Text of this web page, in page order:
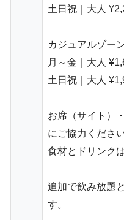
土日祝｜大人
カジュアルゾー
月～金｜大人
土日祝｜大人
お席（サイト）
にご協力くださ
食材とドリンク
追加で飲み放題
す。